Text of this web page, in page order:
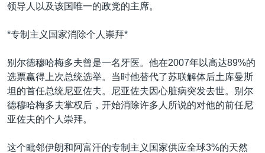
GEN Z 看美国
领导人以及该国唯一的政党的主席。
*专制主义国家消除个人崇拜*
别尔德穆哈梅多夫曾是一名牙医。他在2007年以高达89%的
选票赢得上次总统选举。当时他替代了苏联解体后土库曼斯
坦的首任总统尼亚佐夫。尼亚佐夫因心脏病突发去世。别尔
德穆哈梅多夫掌权后，开始消除许多人所说的对他的前任尼
亚佐夫的个人崇拜。
这个毗邻伊朗和阿富汗的专制主义国家供应全球3%的天然